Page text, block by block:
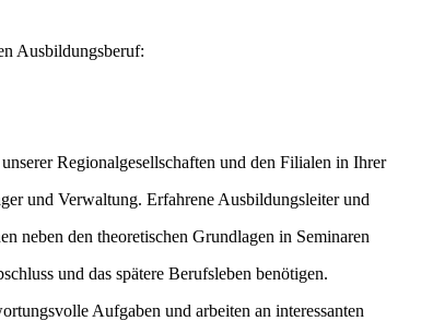
Ausbildungsberuf:
Regionalgesellschaften und den Filialen in Ihrer
und Verwaltung. Erfahrene Ausbildungsleiter und
neben den theoretischen Grundlagen in Seminaren
und das spätere Berufsleben benötigen.
Aufgaben und arbeiten an interessanten